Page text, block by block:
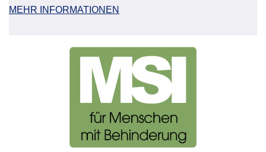
MEHR INFORMATIONEN